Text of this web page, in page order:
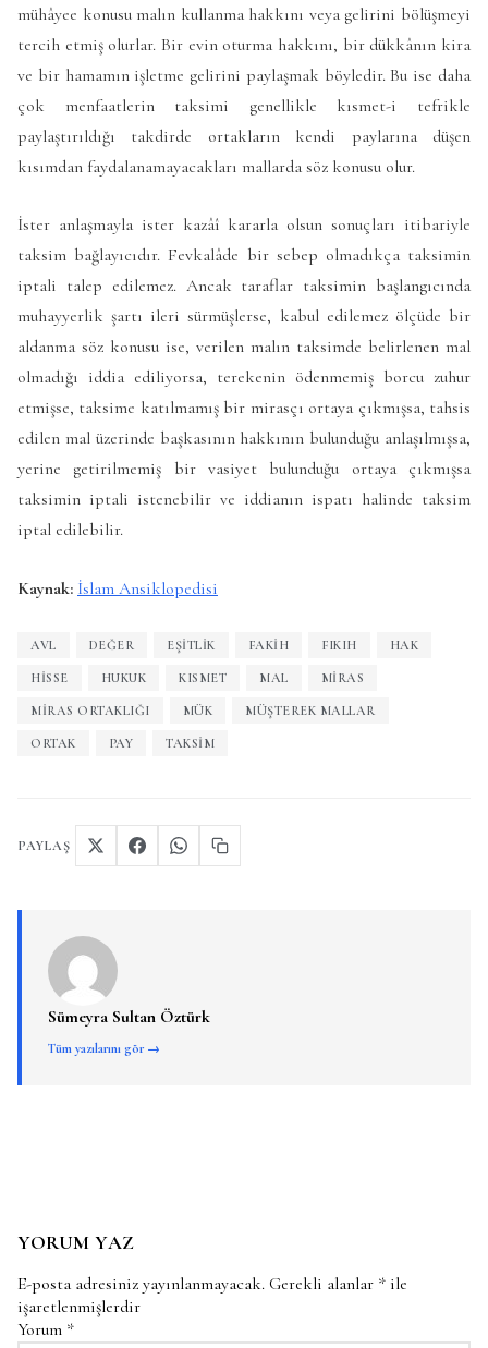
mühâyee konusu malın kullanma hakkını veya gelirini bölüşmeyi
tercih etmiş olurlar. Bir evin oturma hakkını, bir dükkânın kira
ve bir hamamın işletme gelirini paylaşmak böyledir. Bu ise daha
çok menfaatlerin taksimi genellikle kısmet-i tefrikle
paylaştırıldığı takdirde ortakların kendi paylarına düşen
kısımdan faydalanamayacakları mallarda söz konusu olur.
İster anlaşmayla ister kazâî kararla olsun sonuçları itibariyle
taksim bağlayıcıdır. Fevkalâde bir sebep olmadıkça taksimin
iptali talep edilemez. Ancak taraflar taksimin başlangıcında
muhayyerlik şartı ileri sürmüşlerse, kabul edilemez ölçüde bir
aldanma söz konusu ise, verilen malın taksimde belirlenen mal
olmadığı iddia ediliyorsa, terekenin ödenmemiş borcu zuhur
etmişse, taksime katılmamış bir mirasçı ortaya çıkmışsa, tahsis
edilen mal üzerinde başkasının hakkının bulunduğu anlaşılmışsa,
yerine getirilmemiş bir vasiyet bulunduğu ortaya çıkmışsa
taksimin iptali istenebilir ve iddianın ispatı halinde taksim
iptal edilebilir.
Kaynak: İslam Ansiklopedisi
AVL DEĞER EŞITLIK FAKIH FIKIH HAK
HISSE HUKUK KISMET MAL MIRAS
MIRAS ORTAKLIĞI MÜK MÜŞTEREK MALLAR
ORTAK PAY TAKSIM
PAYLAŞ
Sümeyra Sultan Öztürk
Tüm yazılarını gör →
YORUM YAZ
E-posta adresiniz yayınlanmayacak. Gerekli alanlar * ile
işaretlenmişlerdir
Yorum *